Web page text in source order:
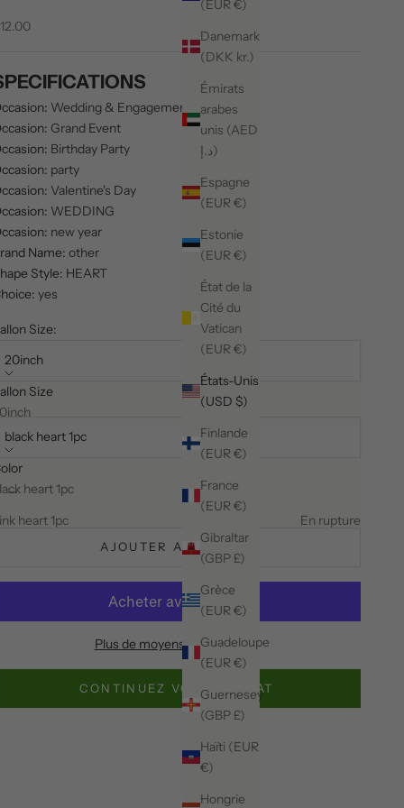
(EUR €)
Danemark
(DKK kr.)
Émirats
arabes
unis (AED
د.إ)
Espagne
(EUR €)
Estonie
(EUR €)
État de la
Cité du
Vatican
(EUR €)
États-Unis
(USD $)
Finlande
(EUR €)
France
(EUR €)
Gibraltar
(GBP £)
Grèce
(EUR €)
Guadeloupe
(EUR €)
Guernesey
(GBP £)
Haïti (EUR
€)
Hongrie
de vente
: Wedding & Engagement
: Grand Event
: Birthday Party
: party
: Valentine's Day
: WEDDING
: new year
Name:other
Style: HEART
:yes
Size:
20inch
Size
black heart 1pc
heart 1pc
heart 1pc
En rupture
la quantité
AJOUTER AU PANIER
Plus de moyens de paiement
CONTINUEZ VOTRE ACHAT